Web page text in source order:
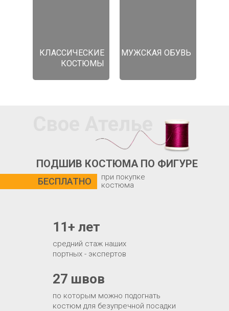
КЛАССИЧЕСКИЕ
КОСТЮМЫ
МУЖСКАЯ ОБУВЬ
Свое Ателье
ПОДШИВ КОСТЮМА ПО ФИГУРЕ
БЕСПЛАТНО
по которым можно подогнать
костюм для безупречной посадки
27 швов
средний стаж наших
портных - экспертов
11+ лет
при покупке
костюма